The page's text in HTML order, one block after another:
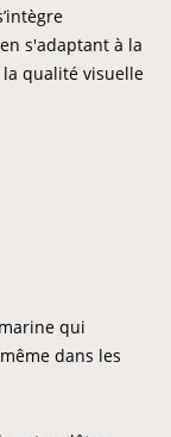
s'adaptant à la
qualité visuelle
qui
dans les